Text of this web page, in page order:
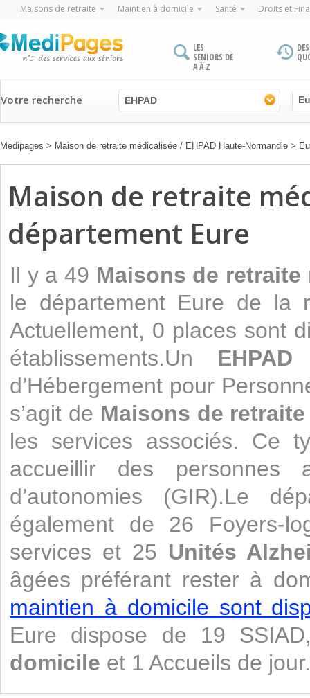
Maisons de retraite Maintien à domicile Santé Droits et
LES
SENIORS DE
A À Z
Votre recherche EHPAD
Medipages > Maison de retraite médicalisée / EHPAD Haute-Normandie >
Maison de retraite
département Eure
Il y a 49 Maisons de retraite
le département Eure de la
Actuellement, 0 places sont
établissements.Un EHPAD
d’Hébergement pour
s’agit de Maisons de
les services associés. Ce
accueillir des personnes
d’autonomies (GIR).Le
également de 26 Foyers-
services et 25 Unités
âgées préférant rester à
maintien à domicile sont
Eure dispose de 19
domicile et 1 Accueils de jour.